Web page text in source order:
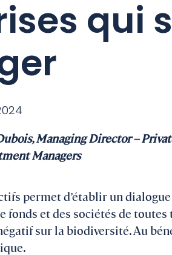
qui
Managing Director –
Managers
permet d’établir un
fonds et des sociétés de
sur la biodiversité. Au